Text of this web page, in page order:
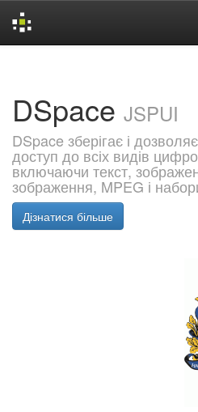
DSpace JSPUI
DSpace зберігає і
доступ до всіх видів
включаючи текст,
зображення, MPEG і
Дізнатися більше